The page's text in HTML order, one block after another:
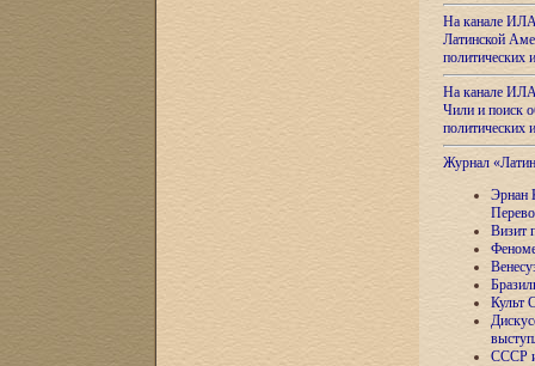
На канале
Латинской
На канале
Чили и поиск
Журнал
Эрнан
Визит
Культ
СССР и